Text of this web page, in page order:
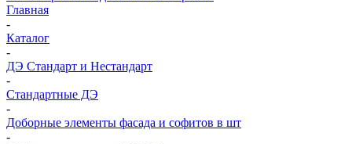
Главная
-
Каталог
-
ДЭ Стандарт и Нестандарт
-
Стандартные ДЭ
-
Доборные элементы фасада и софитов в шт
-